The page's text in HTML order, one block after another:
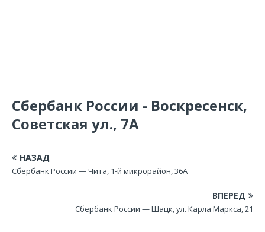
Сбербанк России - Воскресенск,
Советская ул., 7А
НАЗАД
Сбербанк России — Чита, 1-й микрорайон, 36А
ВПЕРЕД
Сбербанк России — Шацк, ул. Карла Маркса, 21